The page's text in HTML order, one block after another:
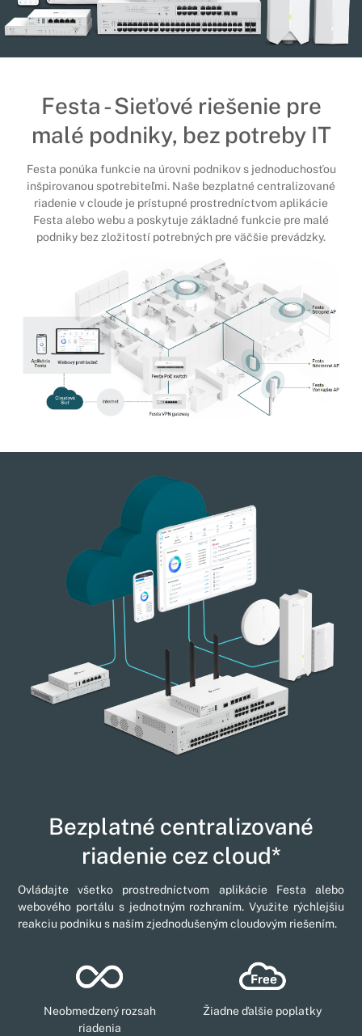
Festa - Sieťové riešenie pre
malé podniky, bez potreby IT
Festa ponúka funkcie na úrovni podnikov s jednoduchosťou
inšpirovanou spotrebiteľmi. Naše bezplatné centralizované
riadenie v cloude je prístupné prostredníctvom aplikácie
Festa alebo webu a poskytuje základné funkcie pre malé
podniky bez zložitostí potrebných pre väčšie prevádzky.
Bezplatné centralizované
riadenie cez cloud*
Ovládajte všetko prostredníctvom aplikácie Festa alebo
webového portálu s jednotným rozhraním. Využite rýchlejšiu
reakciu podniku s naším zjednodušeným cloudovým riešením.
Neobmedzený rozsah
riadenia
Žiadne ďalšie poplatky